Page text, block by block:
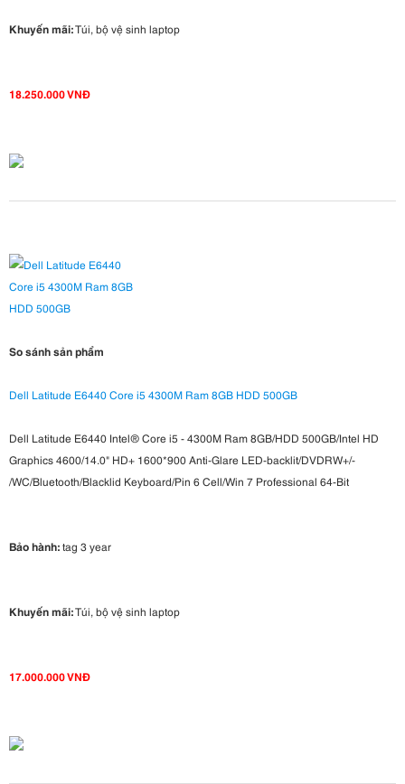
Khuyến mãi:Túi, bộ vệ sinh laptop
18.250.000 VNĐ
So sánh sản phẩm
Dell Latitude E6440 Core i5 4300M Ram 8GB HDD 500GB
Dell Latitude E6440 Intel® Core i5 - 4300M Ram 8GB/HDD 500GB/Intel HD
Graphics 4600/14.0" HD+ 1600*900 Anti-Glare LED-backlit/DVDRW+/-
/WC/Bluetooth/Blacklid Keyboard/Pin 6 Cell/Win 7 Professional 64-Bit
Bảo hành:tag 3 year
Khuyến mãi:Túi, bộ vệ sinh laptop
17.000.000 VNĐ